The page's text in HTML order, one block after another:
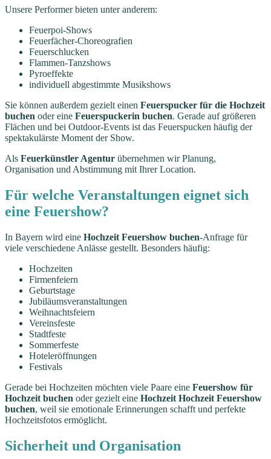
Unsere Performer bieten unter anderem:
Feuerpoi-Shows
Feuerfächer-Choreografien
Feuerschlucken
Flammen-Tanzshows
Pyroeffekte
individuell abgestimmte Musikshows
Sie können außerdem gezielt einen Feuerspucker für die Hochzeit
buchen oder eine Feuerspuckerin buchen. Gerade auf größeren
Flächen und bei Outdoor-Events ist das Feuerspucken häufig der
spektakulärste Moment der Show.
Als Feuerkünstler Agentur übernehmen wir Planung,
Organisation und Abstimmung mit Ihrer Location.
Für welche Veranstaltungen eignet sich
eine Feuershow?
In Bayern wird eine Hochzeit Feuershow buchen-Anfrage für
viele verschiedene Anlässe gestellt. Besonders häufig:
Hochzeiten
Firmenfeiern
Geburtstage
Jubiläumsveranstaltungen
Weihnachtsfeiern
Vereinsfeste
Stadtfeste
Sommerfeste
Hoteleröffnungen
Festivals
Gerade bei Hochzeiten möchten viele Paare eine Feuershow für
Hochzeit buchen oder gezielt eine Hochzeit Hochzeit Feuershow
buchen, weil sie emotionale Erinnerungen schafft und perfekte
Hochzeitsfotos ermöglicht.
Sicherheit und Organisation